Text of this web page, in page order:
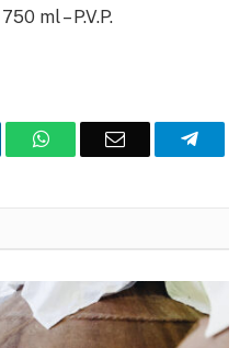
| 750 ml – P.V.P.
WhatsAppE-